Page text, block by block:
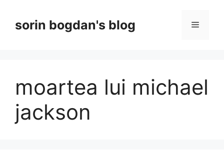
contentsorin bogdan's blog Menu
moartea lui michael
jackson